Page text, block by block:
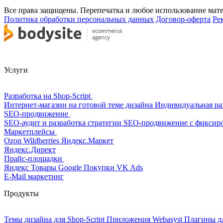
Все права защищены. Перепечатка и любое использование
Политика обработки персональных данных Договор-оферта
Услуги
Разработка на Shop-Script
Интернет-магазин на готовой теме дизайна Индивидуальная
SEO-продвижение
SEO-аудит и разработка стратегии SEO-продвижение с
Маркетплейсы
Ozon Wildberries Яндекс.Маркет
Яндекс.Директ
Прайс-площадки
Яндекс Товары Google Покупки VK Ads
E-Mail маркетинг
Продукты
Темы дизайна для Shop-Script Приложения Webasyst Плагины